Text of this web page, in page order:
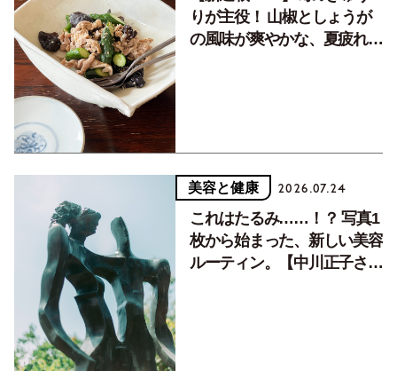
りが主役！ 山椒としょうが
の風味が爽やかな、夏疲れを
美容と健康 2026.07.24
これはたるみ……！？ 写真1
枚から始まった、新しい美容
ルーティン。【中川正子さん